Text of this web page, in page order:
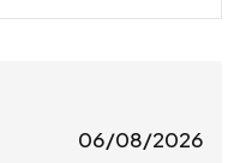
06/08/2026